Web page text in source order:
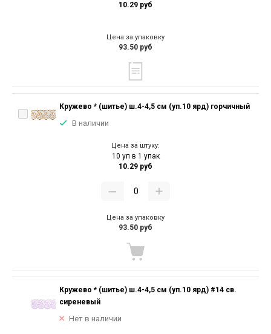
10.29 руб
Цена за упаковку
93.50 руб
Кружево * (шитье) ш.4-4,5 см (уп.10 ярд) горчичный
В наличии
Цена за штуку:
10 уп в 1 упак
10.29 руб
Цена за упаковку
93.50 руб
Кружево * (шитье) ш.4-4,5 см (уп.10 ярд) #14 св.
сиреневый
Нет в наличии